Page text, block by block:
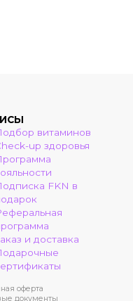
витаминов
up здоровья
FKN в
и доставка
оферта
документы